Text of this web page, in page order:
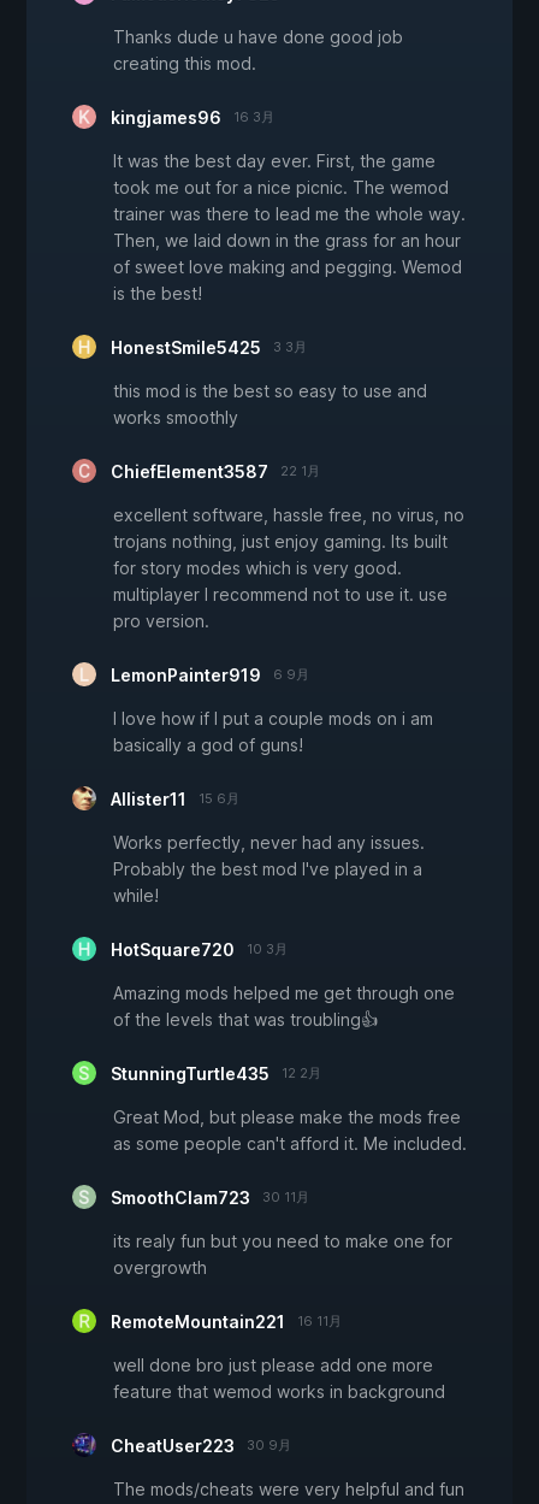
Thanks dude u have done good job
creating this mod.
kingjames96 16 3月
It was the best day ever. First, the game
took me out for a nice picnic. The wemod
trainer was there to lead me the whole way.
Then, we laid down in the grass for an hour
of sweet love making and pegging. Wemod
is the best!
HonestSmile5425 3 3月
this mod is the best so easy to use and
works smoothly
ChiefElement3587 22 1月
excellent software, hassle free, no virus, no
trojans nothing, just enjoy gaming. Its built
for story modes which is very good.
multiplayer I recommend not to use it. use
pro version.
LemonPainter919 6 9月
I love how if I put a couple mods on i am
basically a god of guns!
Allister11 15 6月
Works perfectly, never had any issues.
Probably the best mod I've played in a
while!
HotSquare720 10 3月
Amazing mods helped me get through one
of the levels that was troubling👍
StunningTurtle435 12 2月
Great Mod, but please make the mods free
as some people can't afford it. Me included.
SmoothClam723 30 11月
its realy fun but you need to make one for
overgrowth
RemoteMountain221 16 11月
well done bro just please add one more
feature that wemod works in background
CheatUser223 30 9月
The mods/cheats were very helpful and fun